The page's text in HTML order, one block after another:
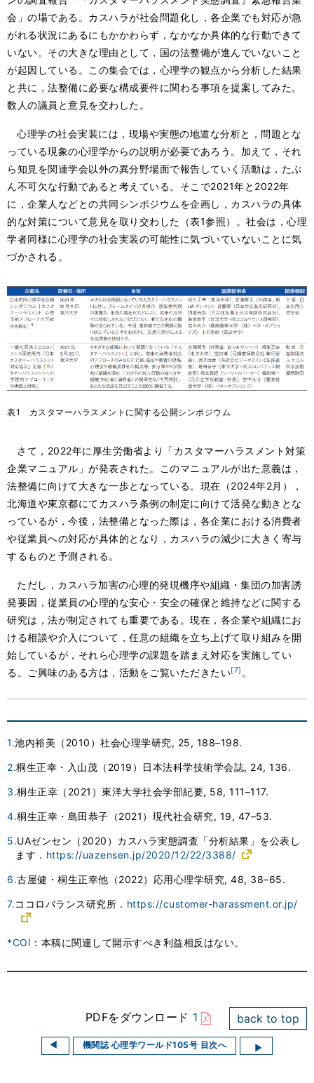
会」の場である。カスハラが社会問題化し，各企業でも対応が急
がれる状況にあるにもかかわらず，なかなか具体的な行動できて
いない。その大きな理由として，国の法整備が進んでいないこと
が起因している。この集会では，心理学の観点から分析した結果
と共に，法整備に必要な構成要件に関わる事項を提案してみた。
数人の議員と意見を交わした。
心理学の社会実装には，現場や実態の地道な分析と，問題とな
っている現象の心理学からの説明が必要であろう。加えて，それ
ら知見を関連学会以外の異分野場面で報告していく活動は，たぶ
ん不可欠な行動であると考えている。そこで2021年と2022年
に，企業人などとの共同シンポジウムを企画し，カスハラの具体
的な対策について意見を取り交わした（表1参照）。社会は，心理
学者同様に心理学の社会実装の可能性に気づいていないことに気
づかされる。
表1 カスタマーハラスメントに関する公開シンポジウム
さて，2022年に厚生労働省より「カスタマーハラスメント対策
企業マニュアル」が発表された。このマニュアルが出た意義は，
法整備に向けて大きな一歩となっている。現在（2024年2月），
北海道や東京都にてカスハラ条例の制定に向けて活発な動きとな
っているが，今後，法整備となった際は，各企業における消費者
や従業員への対応が具体的となり，カスハラの減少に大きく寄与
するものと予測される。
ただし，カスハラ加害の心理的発現機序や組織・集団の加害誘
発要因，従業員の心理的な安心・安全の確保と維持などに関する
研究は，法が制定されても重要である。現在，各企業や組織にお
ける相談や介入について，任意の組織を立ち上げて取り組みを開
始しているが，それら心理学の課題を踏まえ対応を実施してい
る。ご興味のある方は，活動をご覧いただきたい[7] 。
1.池内裕美（2010）社会心理学研究, 25, 188–198.
2.桐生正幸・入山茂（2019）日本法科学技術学会誌, 24, 136.
3.桐生正幸（2021）東洋大学社会学部紀要, 58, 111–117.
4.桐生正幸・島田恭子（2021）現代社会研究, 19, 47–53.
5.UAゼンセン（2020）カスハラ実態調査「分析結果」を公表し
ます． https://uazensen.jp/2020/12/22/3388/
6.古屋健・桐生正幸他（2022）応用心理学研究, 48, 38–65.
7.ココロバランス研究所． https://customer-harassment.or.jp/
*COI ：本稿に関連して開示すべき利益相反はない。
PDFをダウンロード 1 back to top
機関誌 心理学ワールド105号 目次へ